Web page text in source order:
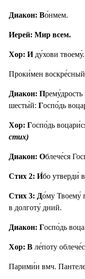
Диакон: Во́нмем.
Иерей: Мир всем.
Хор: Иду́хови твоему́.
Проки́мен
Диакон: П
шесты́й: Госпо́дь
Хор: Госпо́дь
стих)
Диакон: Облече́ся
Стих 2: И́бо утверди́
Стих 3: До́му Твоему́
в долготу́ дний.
Диакон: Госпо́дь
Хор: В ле́поту
Парими́и вмч.